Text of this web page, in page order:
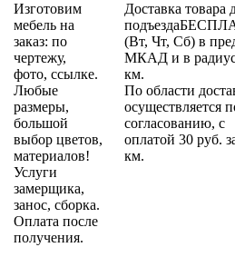
Изготовим
мебель на
заказ: по
чертежу,
фото, ссылке.
Любые
размеры,
большой
выбор цветов,
материалов!
Услуги
замерщика,
занос, сборка.
Оплата после
получения.
Доставка товара
(Вт, Чт, Сб) в
МКАД и в
км.
По области
осуществляется
согласованию, с
оплатой 30 руб.
км.